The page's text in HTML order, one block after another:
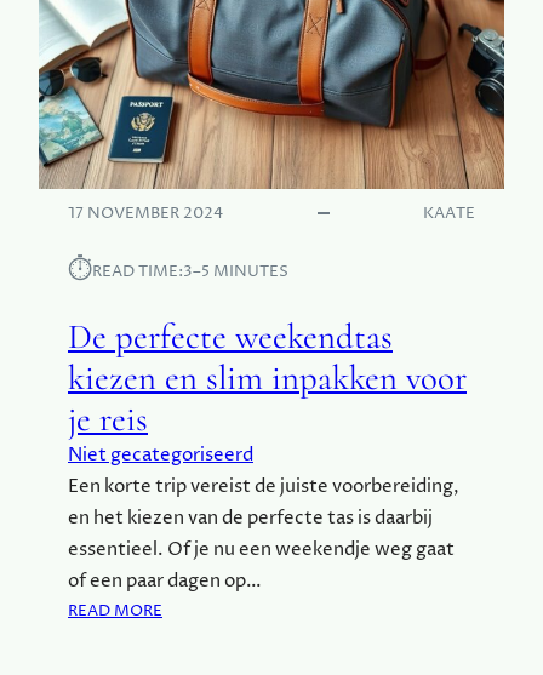
T
R
I
S
C
H
K
I
T
O
O
R
D
E
17 NOVEMBER 2024 KAATE
⏱︎READ TIME:3–5 MINUTES
De perfecte weekendtas
kiezen en slim inpakken voor
je reis
Niet gecategoriseerd
Een korte trip vereist de juiste voorbereiding,
en het kiezen van de perfecte tas is daarbij
essentieel. Of je nu een weekendje weg gaat
of een paar dagen op…
READ MORE